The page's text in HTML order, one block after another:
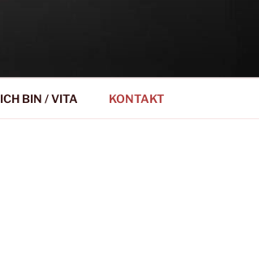
ICH BIN / VITA KONTAKT